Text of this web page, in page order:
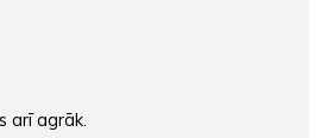
arī agrāk.